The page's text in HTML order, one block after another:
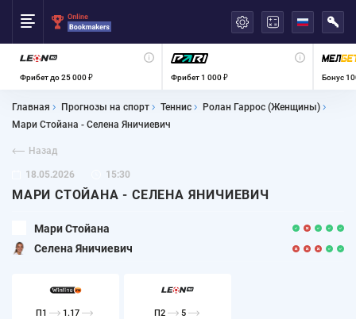
Фрибет до 25 000 ₽ Фрибет 1 000 ₽ Бонус
Главная Прогнозы на спорт Теннис
Ролан Гаррос (Женщины)
Мари Стойана - Селена Яничиевич
Назад
18.05.2026 15:30
МАРИ СТОЙАНА - СЕЛЕНА ЯНИЧИЕВИЧ
Мари Стойана
Селена Яничиевич
П1 1.17 П2 5